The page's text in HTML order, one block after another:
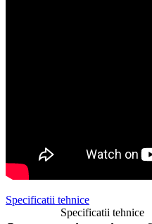
Specificatii tehnice
Specificatii tehnice